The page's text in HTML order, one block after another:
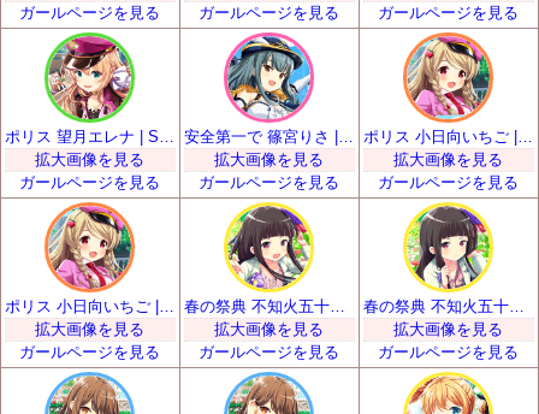
ガールページを見る
ガールページを見る
ガールページを見る
拡大画像を見る
ガールページを見る
安全第一で 篠宮りさ | SSR
拡大画像を見る
ガールページを見る
ポリス 小日向いちご | SSR
拡大画像を見る
ガールページを見る
拡大画像を見る
ガールページを見る
春の祭典 不知火五十鈴 | SSR
拡大画像を見る
ガールページを見る
春の祭典 不知火五十鈴 | SSR
拡大画像を見る
ガールページを見る